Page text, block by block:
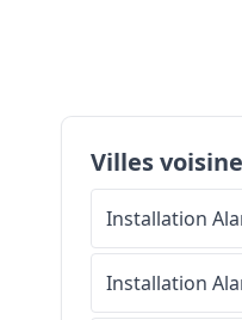
Villes
Installation
Installation